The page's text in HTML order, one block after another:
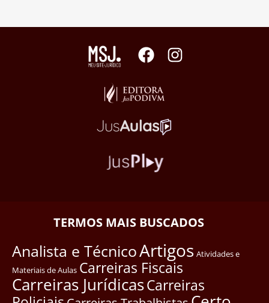
TERMOS MAIS BUSCADOS
Analista e TécnicoArtigos Atividades e
Materiais de Aulas Carreiras Fiscais
Carreiras JurídicasCarreiras